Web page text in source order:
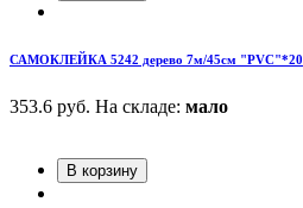
САМОКЛЕЙКА 5242 дерево 7м/45см "PVC"*20
353.6 руб. На складе: мало
В корзину